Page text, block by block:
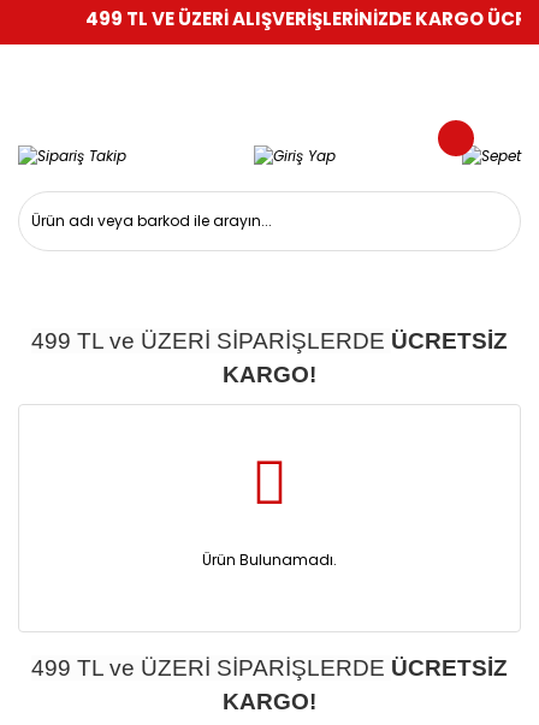
499 TL VE ÜZERİ ALIŞVERİŞLERİNİZDE KARGO
499 TL ve ÜZERİ SİPARİŞLERDE ÜCRETSİZ
KARGO!
Ürün Bulunamadı.
499 TL ve ÜZERİ SİPARİŞLERDE ÜCRETSİZ
KARGO!